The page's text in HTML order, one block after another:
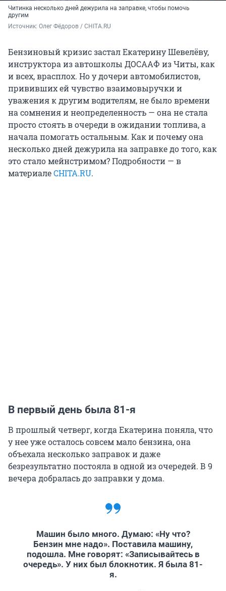
Читинка несколько дней дежурила на заправке, чтобы помочь
другим
Источник: Олег Фёдоров / CHITA.RU
Бензиновый кризис застал Екатерину Шевелёву,
инструктора из автошколы ДОСААФ из Читы, как
и всех, врасплох. Но у дочери автомобилистов,
прививших ей чувство взаимовыручки и
уважения к другим водителям, не было времени
на сомнения и неопределенность — она не стала
просто стоять в очереди в ожидании топлива, а
начала помогать остальным. Как и почему она
несколько дней дежурила на заправке до того, как
это стало мейнстримом? Подробности — в
материалеCHITA.RU.
В первый день была 81-я
В прошлый четверг, когда Екатерина поняла, что
у нее уже осталось совсем мало бензина, она
объехала несколько заправок и даже
безрезультатно постояла в одной из очередей. В 9
вечера добралась до заправки у дома.
Машин было много. Думаю: «Ну что?
Бензин мне надо». Поставила машину,
подошла. Мне говорят: «Записывайтесь в
очередь». У них был блокнотик. Я была 81-
я.